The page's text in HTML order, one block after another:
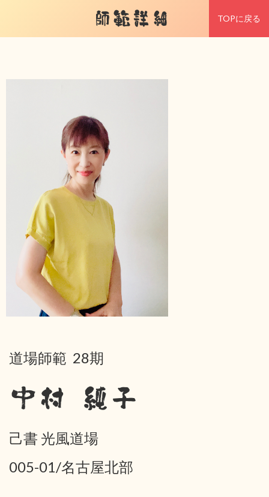
師範詳細 TOPに戻る
道場師範 28期
中村 純子
己書 光風道場
005-01/名古屋北部